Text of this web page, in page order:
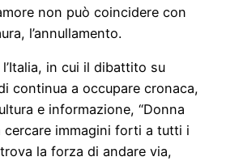
non può coincidere con
l’annullamento.
in cui il dibattito su
continua a occupare cronaca,
e informazione, “Donna
cercare immagini forti a tutti i
la forza di andare via,